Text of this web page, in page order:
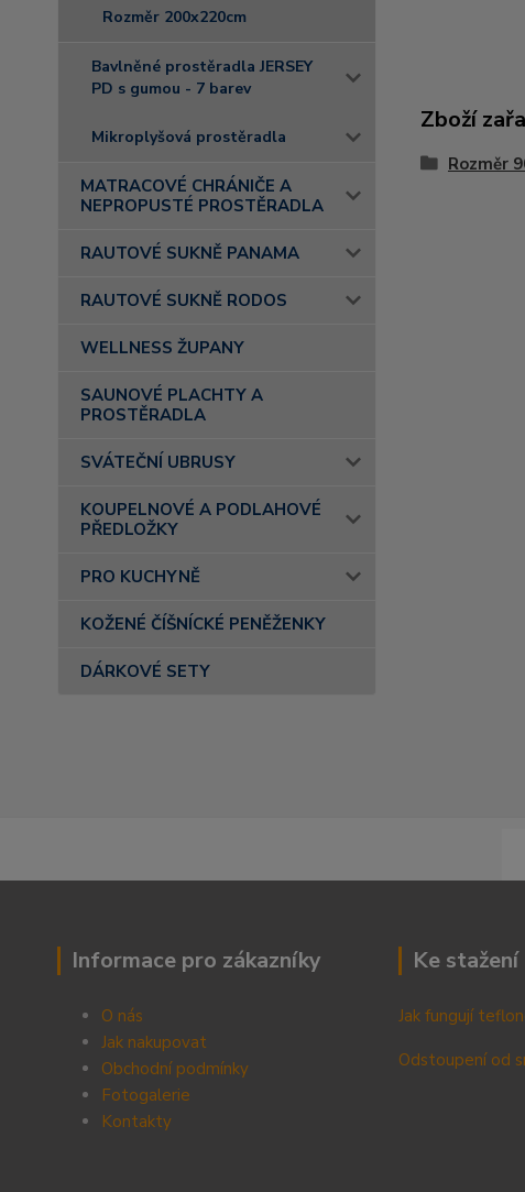
Rozměr 200x220cm
Bavlněné prostěradla JERSEY
PD s gumou - 7 barev
Mikroplyšová prostěradla
MATRACOVÉ CHRÁNIČE A
NEPROPUSTÉ PROSTĚRADLA
RAUTOVÉ SUKNĚ PANAMA
RAUTOVÉ SUKNĚ RODOS
WELLNESS ŽUPANY
SAUNOVÉ PLACHTY A
PROSTĚRADLA
SVÁTEČNÍ UBRUSY
KOUPELNOVÉ A PODLAHOVÉ
PŘEDLOŽKY
PRO KUCHYNĚ
KOŽENÉ ČÍŠNÍCKÉ PENĚŽENKY
DÁRKOVÉ SETY
Zboží
Rozměr
Informace pro zákazníky
O nás
Jak nakupovat
Obchodní podmínky
Fotogalerie
Kontakty
Ke stažení
Jak fungují
Odstoupení od